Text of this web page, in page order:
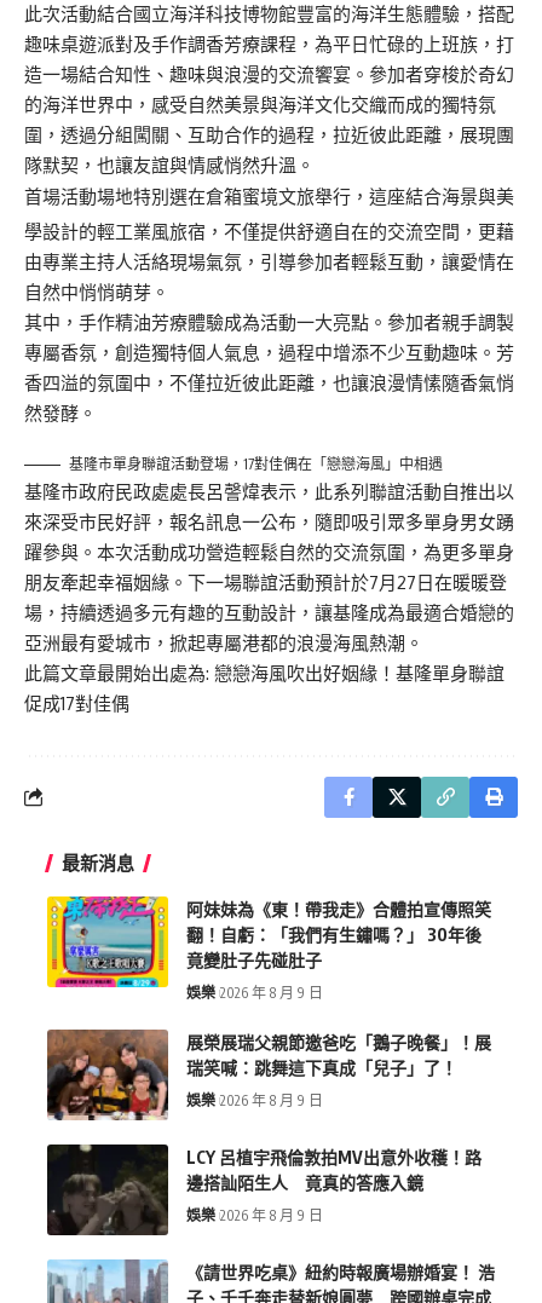
此次活動結合國立海洋科技博物館豐富的海洋生態體驗，搭配
趣味桌遊派對及手作調香芳療課程，為平日忙碌的上班族，打
造一場結合知性、趣味與浪漫的交流饗宴。參加者穿梭於奇幻
的海洋世界中，感受自然美景與海洋文化交織而成的獨特氛
圍，透過分組闖關、互助合作的過程，拉近彼此距離，展現團
隊默契，也讓友誼與情感悄然升溫。
首場活動場地特別選在倉箱蜜境文旅舉行，這座結合海景與美
學設計的輕工業風旅宿，不僅提供舒適自在的交流空間，更藉
由專業主持人活絡現場氣氛，引導參加者輕鬆互動，讓愛情在
自然中悄悄萌芽。
其中，手作精油芳療體驗成為活動一大亮點。參加者親手調製
專屬香氛，創造獨特個人氣息，過程中增添不少互動趣味。芳
香四溢的氛圍中，不僅拉近彼此距離，也讓浪漫情愫隨香氣悄
然發酵。
基隆市單身聯誼活動登場，17對佳偶在「戀戀海風」中相遇
基隆市政府民政處處長呂謦煒表示，此系列聯誼活動自推出以
來深受市民好評，報名訊息一公布，隨即吸引眾多單身男女踴
躍參與。本次活動成功營造輕鬆自然的交流氛圍，為更多單身
朋友牽起幸福姻緣。下一場聯誼活動預計於7月27日在暖暖登
場，持續透過多元有趣的互動設計，讓基隆成為最適合婚戀的
亞洲最有愛城市，掀起專屬港都的浪漫海風熱潮。
此篇文章最開始出處為: 戀戀海風吹出好姻緣！基隆單身聯誼
促成17對佳偶
最新消息
阿妹妹為《東！帶我走》合體拍宣傳照笑
翻！自虧：「我們有生鏽嗎？」 30年後
竟變肚子先碰肚子
娛樂 2026 年 8 月 9 日
展榮展瑞父親節邀爸吃「鵝子晚餐」！展
瑞笑喊：跳舞這下真成「兒子」了！
娛樂 2026 年 8 月 9 日
LCY 呂植宇飛倫敦拍MV出意外收穫！路
邊搭訕陌生人 竟真的答應入鏡
娛樂 2026 年 8 月 9 日
《請世界吃桌》紐約時報廣場辦婚宴！ 浩
子、千千奔走替新娘圓夢 跨國辦桌完成